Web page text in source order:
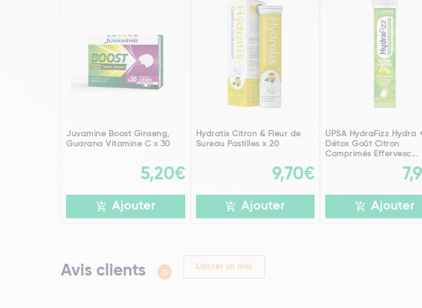
Juvamine Boost Ginseng,
Guarana Vitamine C x 30
5,20€
Ajouter
Hydratis Citron & Fleur de
Sureau Pastilles x 20
9,70€
Ajouter
UPSA HydraFizz Hydra
Détox Goût Citron
Comprimés Effervesc...
Ajouter
Avis clients 0
Laisser un avis